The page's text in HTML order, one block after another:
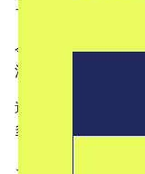
ブランド古着のKLD
今回は、5月10日に
注目のアイテムを
連休も終わって日
多いのではないでし
こんな時こそ、日